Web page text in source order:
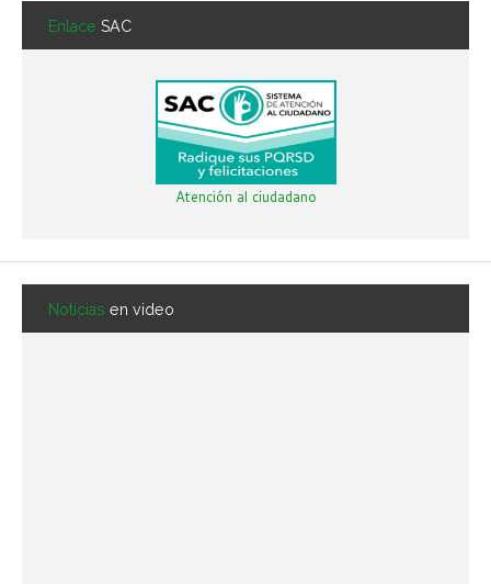
Enlace SAC
Atención al ciudadano
Noticias en video